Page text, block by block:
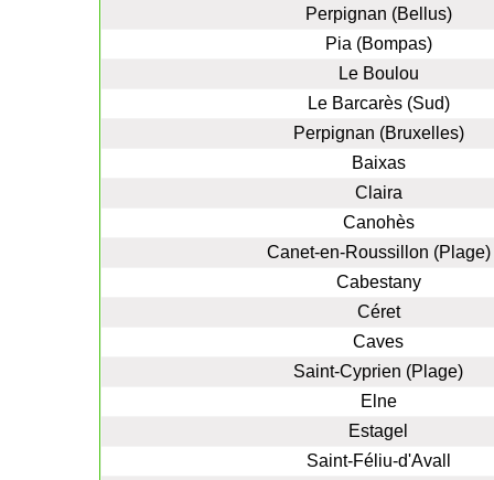
Perpignan (Bellus)
Pia (Bompas)
Le Boulou
Le Barcarès (Sud)
Perpignan (Bruxelles)
Baixas
Claira
Canohès
Canet-en-Roussillon (Plage)
Cabestany
Céret
Caves
Saint-Cyprien (Plage)
Elne
Estagel
Saint-Féliu-d'Avall